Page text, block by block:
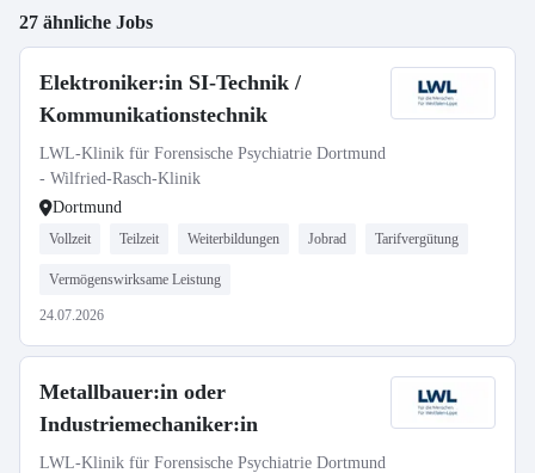
27 ähnliche Jobs
Elektroniker:in SI-Technik /
Kommunikationstechnik
LWL-Klinik für Forensische Psychiatrie Dortmund
- Wilfried-Rasch-Klinik
Dortmund
Vollzeit Teilzeit Weiterbildungen Jobrad Tarifvergütung
Vermögenswirksame Leistung
24.07.2026
Metallbauer:in oder
Industriemechaniker:in
LWL-Klinik für Forensische Psychiatrie Dortmund